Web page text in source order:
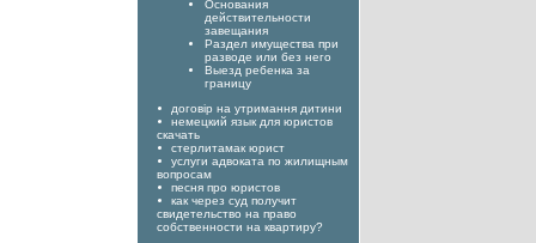
Основания
действительности
завещания
Раздел имущества при
разводе или без него
Выезд ребенка за
границу
договір на утримання дитини
немецкий язык для юристов
скачать
стерлитамак юрист
услуги адвоката по жилищным
вопросам
песня про юристов
как через суд получит
свидетельство на право
собственности на квартиру?